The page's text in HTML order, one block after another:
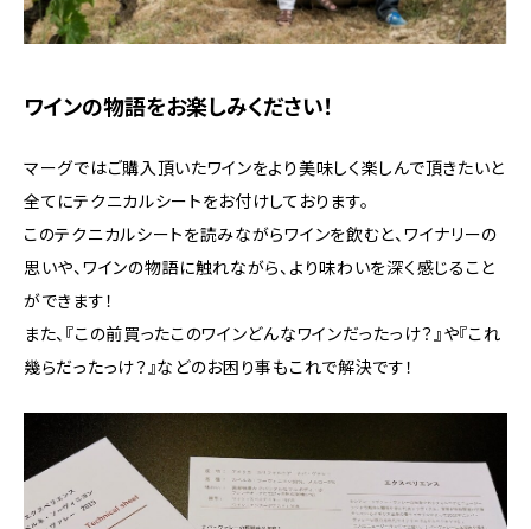
ワインの物語をお楽しみください！
マーグではご購入頂いたワインをより美味しく楽しんで頂きたいと
全てにテクニカルシートをお付けしております。
このテクニカルシートを読みながらワインを飲むと、ワイナリーの
思いや、ワインの物語に触れながら、より味わいを深く感じること
ができます！
また、『この前買ったこのワインどんなワインだったっけ？』や『これ
幾らだったっけ？』などのお困り事もこれで解決です！